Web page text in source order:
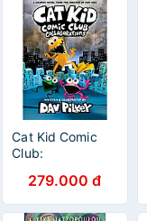
Cat Kid Comic
Club:
279.000 đ